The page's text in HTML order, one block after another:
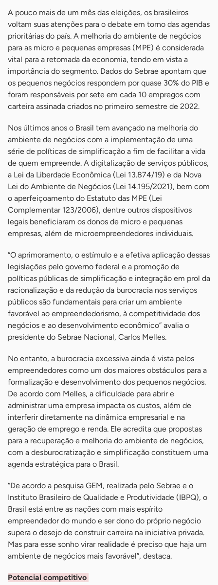
A pouco mais de um mês das eleições, os brasileiros
voltam suas atenções para o debate em torno das agendas
prioritárias do país. A melhoria do ambiente de negócios
para as micro e pequenas empresas (MPE) é considerada
vital para a retomada da economia, tendo em vista a
importância do segmento. Dados do Sebrae apontam que
os pequenos negócios respondem por quase 30% do PIB e
foram responsáveis por sete em cada 10 empregos com
carteira assinada criados no primeiro semestre de 2022.
Nos últimos anos o Brasil tem avançado na melhoria do
ambiente de negócios com a implementação de uma
série de políticas de simplificação a fim de facilitar a vida
de quem empreende. A digitalização de serviços públicos,
a Lei da Liberdade Econômica (Lei 13.874/19) e da Nova
Lei do Ambiente de Negócios (Lei 14.195/2021), bem com
o aperfeiçoamento do Estatuto das MPE (Lei
Complementar 123/2006), dentre outros dispositivos
legais beneficiaram os donos de micro e pequenas
empresas, além de microempreendedores individuais.
“O aprimoramento, o estímulo e a efetiva aplicação dessas
legislações pelo governo federal e a promoção de
políticas públicas de simplificação e integração em prol da
racionalização e da redução da burocracia nos serviços
públicos são fundamentais para criar um ambiente
favorável ao empreendedorismo, à competitividade dos
negócios e ao desenvolvimento econômico” avalia o
presidente do Sebrae Nacional, Carlos Melles.
No entanto, a burocracia excessiva ainda é vista pelos
empreendedores como um dos maiores obstáculos para a
formalização e desenvolvimento dos pequenos negócios.
De acordo com Melles, a dificuldade para abrir e
administrar uma empresa impacta os custos, além de
interferir diretamente na dinâmica empresarial e na
geração de emprego e renda. Ele acredita que propostas
para a recuperação e melhoria do ambiente de negócios,
com a desburocratização e simplificação constituem uma
agenda estratégica para o Brasil.
“De acordo a pesquisa GEM, realizada pelo Sebrae e o
Instituto Brasileiro de Qualidade e Produtividade (IBPQ), o
Brasil está entre as nações com mais espírito
empreendedor do mundo e ser dono do próprio negócio
supera o desejo de construir carreira na iniciativa privada.
Mas para esse sonho virar realidade é preciso que haja um
ambiente de negócios mais favorável”, destaca.
Potencial competitivo